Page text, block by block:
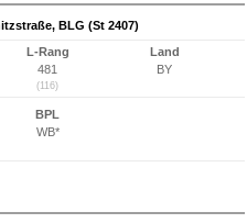
BLG (St 2407)
L-Rang
481
(116)
Land
BY
BPL
WB*